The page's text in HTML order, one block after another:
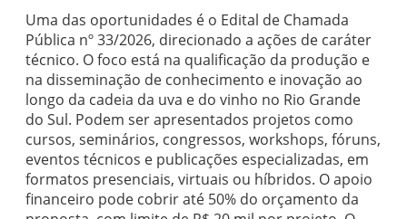
Uma das oportunidades é o Edital de Chamada
Pública nº 33/2026, direcionado a ações de caráter
técnico. O foco está na qualificação da produção e
na disseminação de conhecimento e inovação ao
longo da cadeia da uva e do vinho no Rio Grande
do Sul. Podem ser apresentados projetos como
cursos, seminários, congressos, workshops, fóruns,
eventos técnicos e publicações especializadas, em
formatos presenciais, virtuais ou híbridos. O apoio
financeiro pode cobrir até 50% do orçamento da